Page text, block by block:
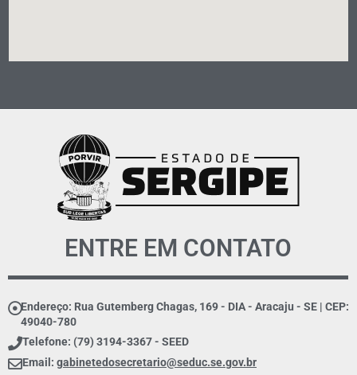
ENTRE EM CONTATO
Endereço: Rua Gutemberg Chagas, 169 - DIA - Aracaju - SE | CEP:
49040-780
Telefone: (79) 3194-3367 - SEED
Email: gabinetedosecretario@seduc.se.gov.br